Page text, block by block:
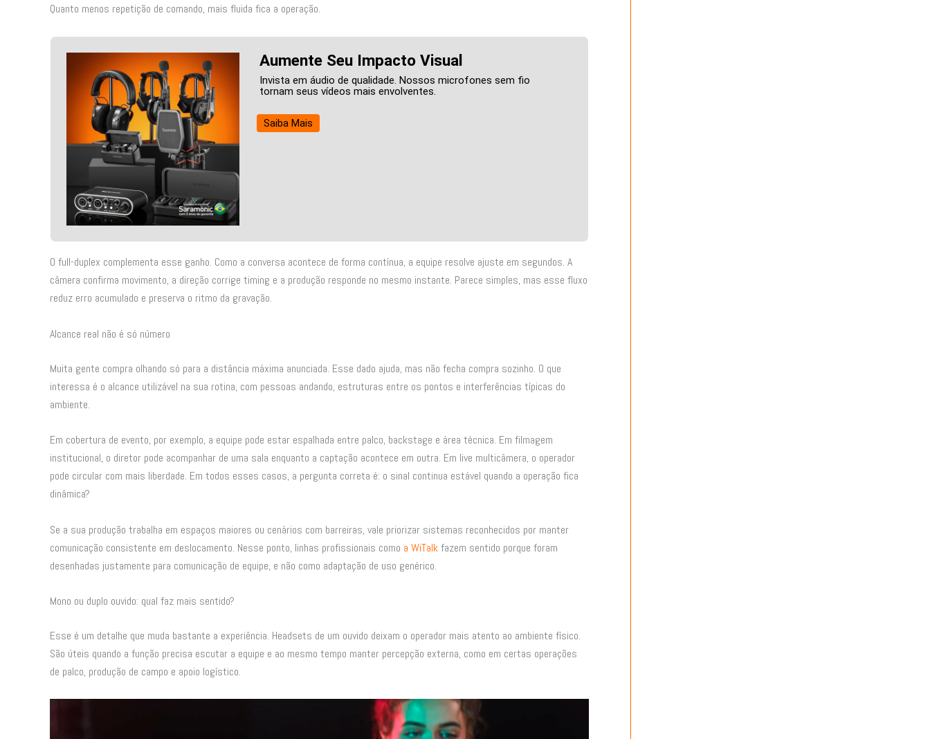
Quanto menos repetição de comando, mais fluida fica a operação.
Aumente Seu Impacto Visual
Invista em áudio de qualidade. Nossos microfones sem fio
tornam seus vídeos mais envolventes.
Saiba Mais
O full-duplex complementa esse ganho. Como a conversa acontece de forma contínua, a equipe resolve ajuste em segundos. A
câmera confirma movimento, a direção corrige timing e a produção responde no mesmo instante. Parece simples, mas esse fluxo
reduz erro acumulado e preserva o ritmo da gravação.
Alcance real não é só número
Muita gente compra olhando só para a distância máxima anunciada. Esse dado ajuda, mas não fecha compra sozinho. O que
interessa é o alcance utilizável na sua rotina, com pessoas andando, estruturas entre os pontos e interferências típicas do
ambiente.
Em cobertura de evento, por exemplo, a equipe pode estar espalhada entre palco, backstage e área técnica. Em filmagem
institucional, o diretor pode acompanhar de uma sala enquanto a captação acontece em outra. Em live multicâmera, o operador
pode circular com mais liberdade. Em todos esses casos, a pergunta correta é: o sinal continua estável quando a operação fica
dinâmica?
Se a sua produção trabalha em espaços maiores ou cenários com barreiras, vale priorizar sistemas reconhecidos por manter
comunicação consistente em deslocamento. Nesse ponto, linhas profissionais como a WiTalkfazem sentido porque foram
desenhadas justamente para comunicação de equipe, e não como adaptação de uso genérico.
Mono ou duplo ouvido: qual faz mais sentido?
Esse é um detalhe que muda bastante a experiência. Headsets de um ouvido deixam o operador mais atento ao ambiente físico.
São úteis quando a função precisa escutar a equipe e ao mesmo tempo manter percepção externa, como em certas operações
de palco, produção de campo e apoio logístico.